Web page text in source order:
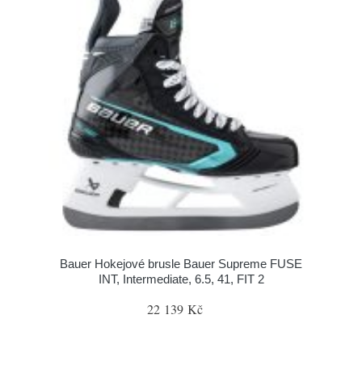
Bauer Hokejové brusle Bauer Supreme FUSE
INT, Intermediate, 6.5, 41, FIT 2
22 139 Kč